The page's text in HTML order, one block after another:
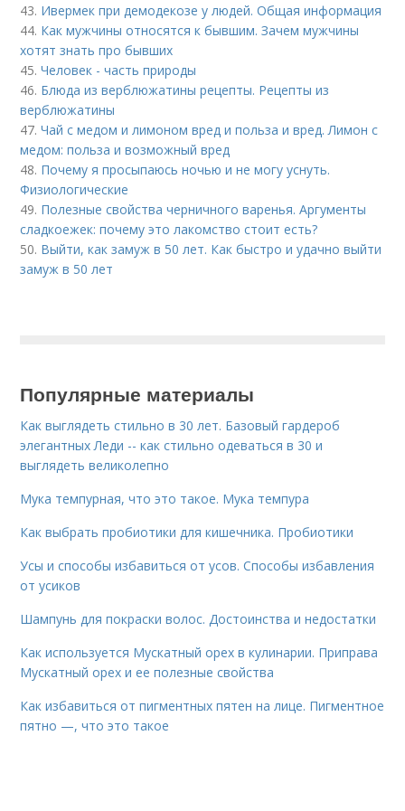
43. Ивермек при демодекозе у людей. Общая информация
44. Как мужчины относятся к бывшим. Зачем мужчины
хотят знать про бывших
45.Человек - часть природы
46. Блюда из верблюжатины рецепты. Рецепты из
верблюжатины
47.Чай с медом и лимоном вред и польза и вред. Лимон с
медом: польза и возможный вред
48. Почему я просыпаюсь ночью и не могу уснуть.
Физиологические
49. Полезные свойства черничного варенья. Аргументы
сладкоежек: почему это лакомство стоит есть?
50. Выйти, как замуж в 50 лет. Как быстро и удачно выйти
замуж в 50 лет
Популярные материалы
Как выглядеть стильно в 30 лет. Базовый гардероб
элегантных Леди -- как стильно одеваться в 30 и
выглядеть великолепно
Мука темпурная, что это такое. Мука темпура
Как выбрать пробиотики для кишечника. Пробиотики
Усы и способы избавиться от усов. Способы избавления
от усиков
Шампунь для покраски волос. Достоинства и недостатки
Как используется Мускатный орех в кулинарии. Приправа
Мускатный орех и ее полезные свойства
Как избавиться от пигментных пятен на лице. Пигментное
пятно —, что это такое